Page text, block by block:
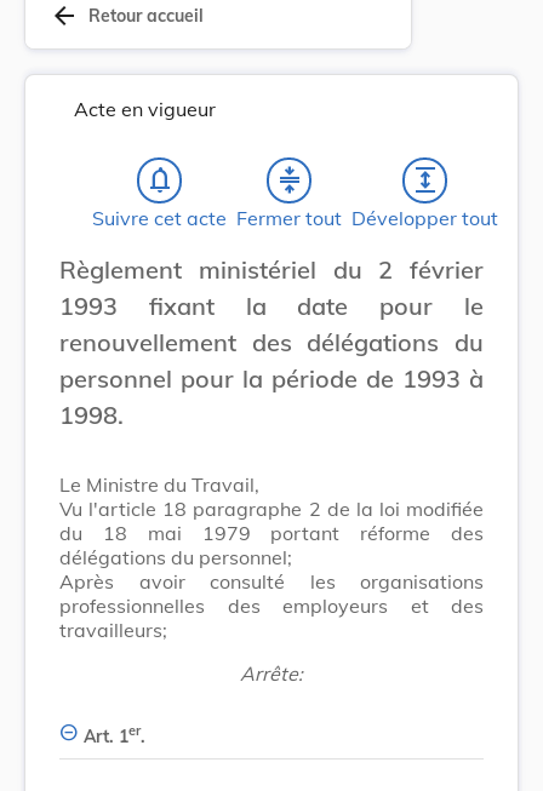
arrow_back Retour accueil
Acte en vigueur
notifications_none
Suivre cet acte
compress
Fermer tout
expand
Développer tout
Règlement ministériel du 2 février
1993 fixant la date pour le
renouvellement des délégations du
personnel pour la période de 1993 à
1998.
Le Ministre du Travail,
Vu l'article 18 paragraphe 2 de la loi modifiée
du 18 mai 1979 portant réforme des
délégations du personnel;
Après avoir consulté les organisations
professionnelles des employeurs et des
travailleurs;
Arrête:
Art. 1er.